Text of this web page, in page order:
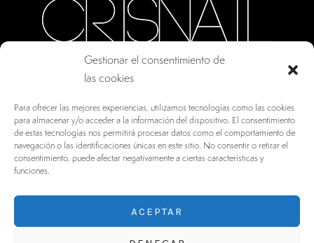
Gestionar el consentimiento de
las cookies
Para ofrecer las mejores experiencias, utilizamos tecnologías como las cookies
para almacenar y/o acceder a la información del dispositivo. El consentimiento
de estas tecnologías nos permitirá procesar datos como el comportamiento de
navegación o las identificaciones únicas en este sitio. No consentir o retirar el
consentimiento, puede afectar negativamente a ciertas características y
funciones.
ACEPTAR
28770, ESPAÑA
INFO@DRV.ES
+34 902 100 021